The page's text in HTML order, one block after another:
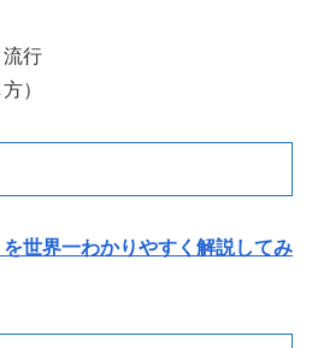
行
）
を世界一わかりやすく解説してみ